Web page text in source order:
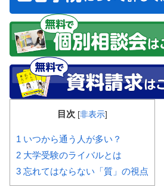
目次 [非表示]
1 いつから通う人が多い？
2 大学受験のライバルとは
3 忘れてはならない「質」の視点